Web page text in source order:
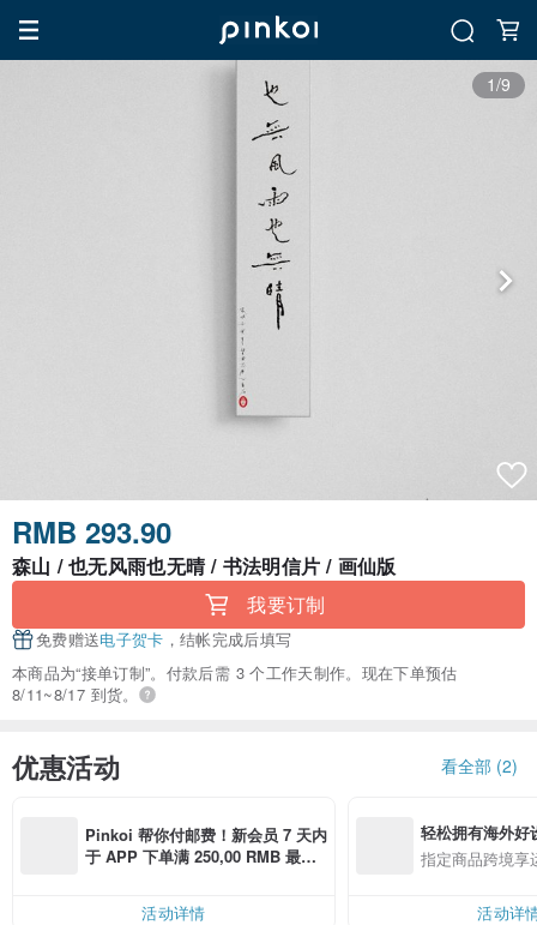
1/9
RMB 293.90
森山 / 也无风雨也无晴 / 书法明信片 / 画仙版
我要订制
免费赠送电子贺卡 ，结帐完成后填写
本商品为“接单订制”。付款后需 3 个工作天制作。现在下单预估
8/11~8/17 到货。
优惠活动 看全部 (2)
Pinkoi 帮你付邮费！新会员 7 天内
于 APP 下单满 250,00 RMB 最高
活动详情
轻松拥有海外好
指定商品跨境享
活动详